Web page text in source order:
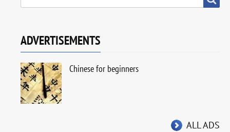
Volunteering
ADVERTISEMENTS
Chinese for beginners
ALL ADS